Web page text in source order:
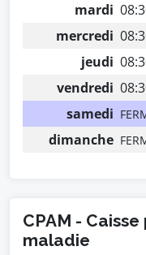
mardi
mercredi
jeudi
vendredi
samedi
dimanche
CPAM -
maladie